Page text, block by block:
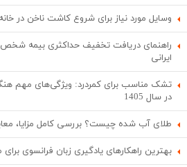
وسایل مورد نیاز برای شروع کاشت ناخن در خانه
راهنمای دریافت تخفیف حداکثری بیمه
ایرانی
تشک مناسب برای کمردرد: ویژگی‌های مهم
در سال 1405
طلای آب شده چیست؟ بررسی کامل مزایا،
بهترین راهکارهای یادگیری زبان فرانسوی